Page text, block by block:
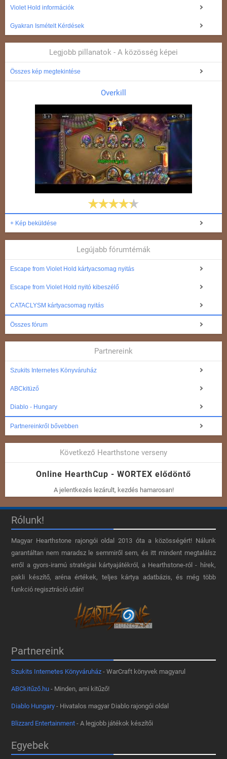
Violet Hold információk
Gyakran Ismételt Kérdések
Legjobb pillanatok - A közösség képei
Összes kép megtekintése
Overkill
+ Kép beküldése
Legújabb fórumtémák
Escape from Violet Hold kártyacsomag nyitás
Escape from Violet Hold nyitó kibeszélő
CATACLYSM kártyacsomag nyitás
Összes fórum
Partnereink
Szukits Internetes Könyváruház
ABCkitüző
Diablo - Hungary
Partnereinkről bővebben
Következő Hearthstone verseny
Online HearthCup - WORTEX elődöntő
A jelentkezés lezárult, kezdés hamarosan!
Rólunk!
Magyar Hearthstone​ rajongói oldal 2013 óta a közösségért! Nálunk
garantáltan nem maradsz le semmiről sem, és itt mindent megtalálsz
erről a gyors-iramú stratégiai kártyajátékról, a Hearthstone-ról - hírek,
pakli készítő, aréna értékek, teljes kártya adatbázis, és még több
funkció regisztráció után!
Partnereink
Szukits Internetes Könyváruház - WarCraft könyvek magyarul
ABCkitűző.hu - Minden, ami kitűző!
Diablo Hungary - Hivatalos magyar Diablo rajongói oldal
Blizzard Entertainment - A legjobb játékok készítői
Egyebek